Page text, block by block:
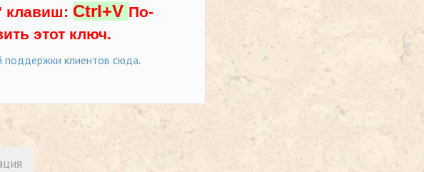
клавиш: Ctrl+V По-
этот ключ.
поддержки клиентов сюда.